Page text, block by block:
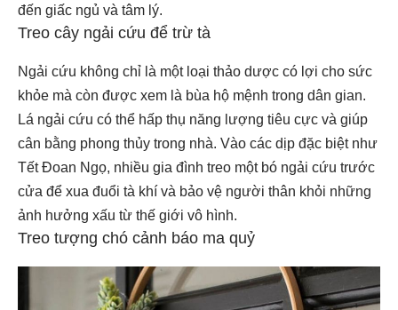
đến giấc ngủ và tâm lý.
Treo cây ngải cứu để trừ tà
Ngải cứu không chỉ là một loại thảo dược có lợi cho sức
khỏe mà còn được xem là bùa hộ mệnh trong dân gian.
Lá ngải cứu có thể hấp thụ năng lượng tiêu cực và giúp
cân bằng phong thủy trong nhà. Vào các dịp đặc biệt như
Tết Đoan Ngọ, nhiều gia đình treo một bó ngải cứu trước
cửa để xua đuổi tà khí và bảo vệ người thân khỏi những
ảnh hưởng xấu từ thế giới vô hình.
Treo tượng chó cảnh báo ma quỷ